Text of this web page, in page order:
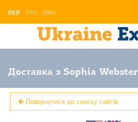
УКР РУС ENG
Доставка з Sophia
Повернутися до списку сайтів